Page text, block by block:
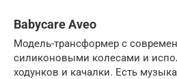
Babycare Aveo
Модель-трансформер с
силиконовыми колесами и
ходунков и качалки. Есть